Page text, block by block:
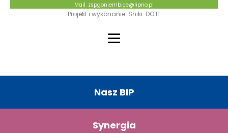
Mail: zspgoniembice@lipno.pl
Projekt i wykonanie: Sniki. DO IT
Nasz BIP
Synergia